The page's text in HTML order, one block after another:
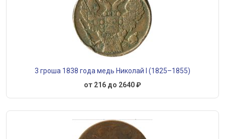
3 гроша 1838 года медь Николай I (1825–1855)
от 216 до 2640 ₽